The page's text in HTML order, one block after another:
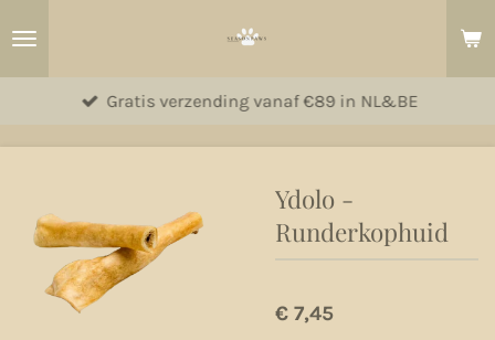
hoofdinhoud
Gratis verzending vanaf €89 in NL&BE
Ydolo -
Runderkophuid
€ 7,45